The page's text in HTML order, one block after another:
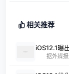
相关推荐
iOS12.1曝
据外媒报